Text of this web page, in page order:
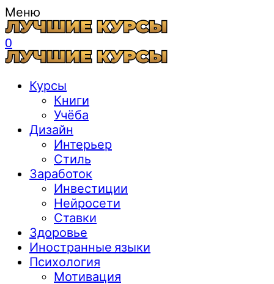
Меню
0
Курсы
Книги
Учёба
Дизайн
Интерьер
Стиль
Заработок
Инвестиции
Нейросети
Ставки
Здоровье
Иностранные языки
Психология
Мотивация